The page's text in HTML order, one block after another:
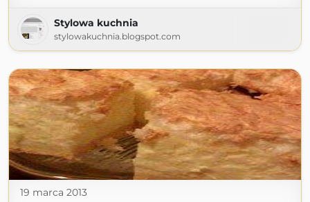
Stylowa kuchnia
stylowakuchnia.blogspot.com
19 marca 2013